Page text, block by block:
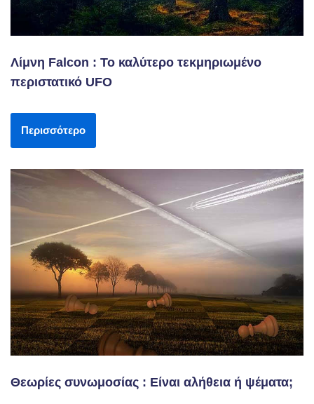
Λίμνη Falcon : Το καλύτερο τεκμηριωμένο
περιστατικό UFO
Περισσότερο
Θεωρίες συνωμοσίας : Είναι αλήθεια ή ψέματα;